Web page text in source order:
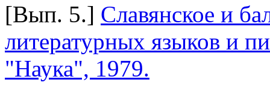
[Вып. 5.] Славянское и
литературных языков и
"Наука", 1979.